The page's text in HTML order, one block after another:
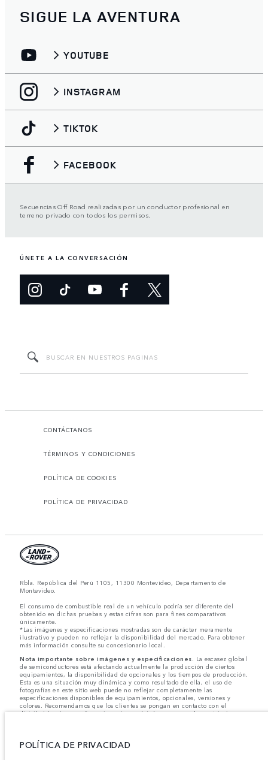
SIGUE LA AVENTURA
YOUTUBE
INSTAGRAM
TIKTOK
FACEBOOK
Secuencias Off Road realizadas por un conductor profesional en
terreno privado con todos los permisos.
ÚNETE A LA CONVERSACIÓN
CONTÁCTANOS
TÉRMINOS Y CONDICIONES
POLÍTICA DE COOKIES
POLÍTICA DE PRIVACIDAD
Rbla. República del Perú 1105, 11300 Montevideo, Departamento de
Montevideo.
El consumo de combustible real de un vehículo podría ser diferente del
obtenido en dichas pruebas y estas cifras son para fines comparativos
únicamente.
*Las imágenes y especificaciones mostradas son de carácter meramente
ilustrativo y pueden no reflejar la disponibilidad del mercado. Para obtener
más información consulte su concesionario local.
Nota importante sobre imágenes y especificaciones.
La escasez global
de semiconductores está afectando actualmente la producción de ciertos
equipamientos, la disponibilidad de opcionales y los tiempos de producción.
Esta es una situación muy dinámica y como resultado de ella, el uso de
fotografías en este sitio web puede no reflejar completamente las
especificaciones disponibles de equipamientos, opcionales, versiones y
colores. Recomendamos que los clientes se pongan en contacto con el
distribuidor de su preferencia, quien podrá dar a conocer las restricciones
Jaguar Land Rover Limited busca constantemente nuevas formas de mejorar
POLÍTICA DE PRIVACIDAD